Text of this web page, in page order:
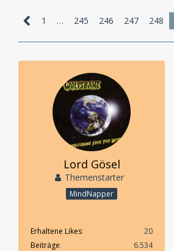
1 … 245 246 247 248
Lord Gösel
Themenstarter
MindNapper
Erhaltene Likes
20
Beiträge
6.534